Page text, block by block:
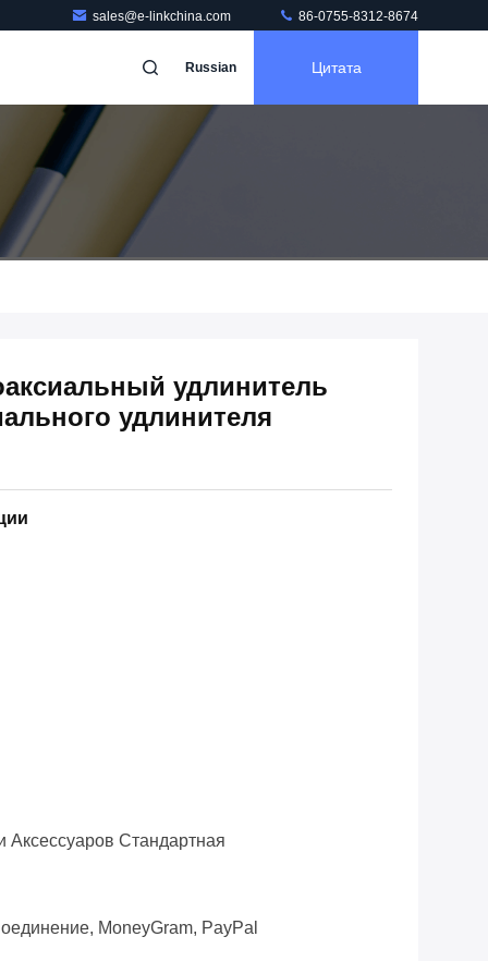
sales@e-linkchina.com 86-0755-8312-8674
Russian Цитата
удлинитель
удлинителя
Аксессуаров Стандартная
MoneyGram, PayPal